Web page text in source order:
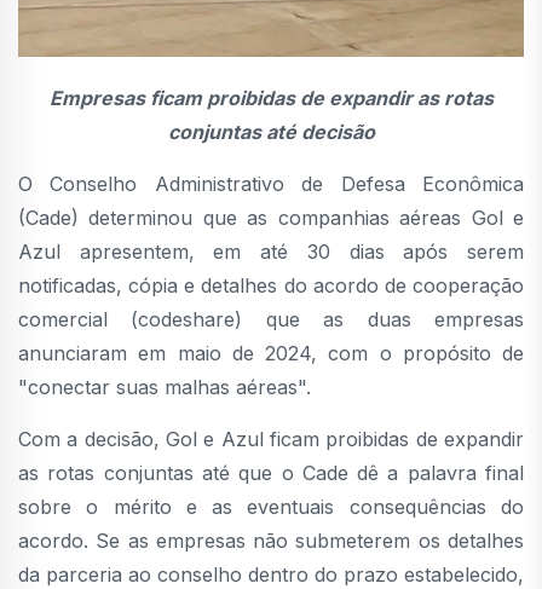
Empresas ficam proibidas de expandir as rotas
conjuntas até decisão
O Conselho Administrativo de Defesa Econômica
(Cade) determinou que as companhias aéreas Gol e
Azul apresentem, em até 30 dias após serem
notificadas, cópia e detalhes do acordo de cooperação
comercial (codeshare) que as duas empresas
anunciaram em maio de 2024, com o propósito de
"conectar suas malhas aéreas".
Com a decisão, Gol e Azul ficam proibidas de expandir
as rotas conjuntas até que o Cade dê a palavra final
sobre o mérito e as eventuais consequências do
acordo. Se as empresas não submeterem os detalhes
da parceria ao conselho dentro do prazo estabelecido,